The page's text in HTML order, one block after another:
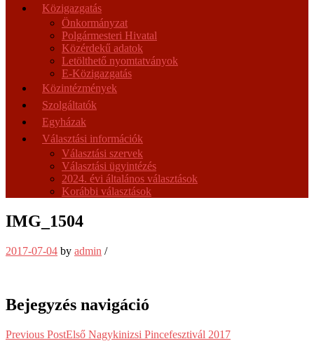
Közigazgatás
Önkormányzat
Polgármesteri Hivatal
Közérdekű adatok
Letölthető nyomtatványok
E-Közigazgatás
Közintézmények
Szolgáltatók
Egyházak
Választási információk
Választási szervek
Választási ügyintézés
2024. évi általános választások
Korábbi választások
IMG_1504
2017-07-04 by admin /
Bejegyzés navigáció
Previous PostElső Nagykinizsi Pincefesztivál 2017